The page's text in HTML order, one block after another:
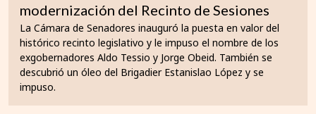
modernización del Recinto de Sesiones
La Cámara de Senadores inauguró la puesta en valor del
histórico recinto legislativo y le impuso el nombre de los
exgobernadores Aldo Tessio y Jorge Obeid. También se
descubrió un óleo del Brigadier Estanislao López y se
impuso.